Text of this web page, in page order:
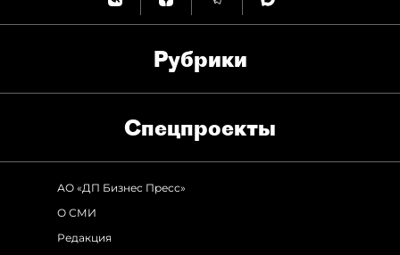
Рубрики
Спец­проекты
АО «ДП Бизнес Пресс»
О СМИ
Редакция